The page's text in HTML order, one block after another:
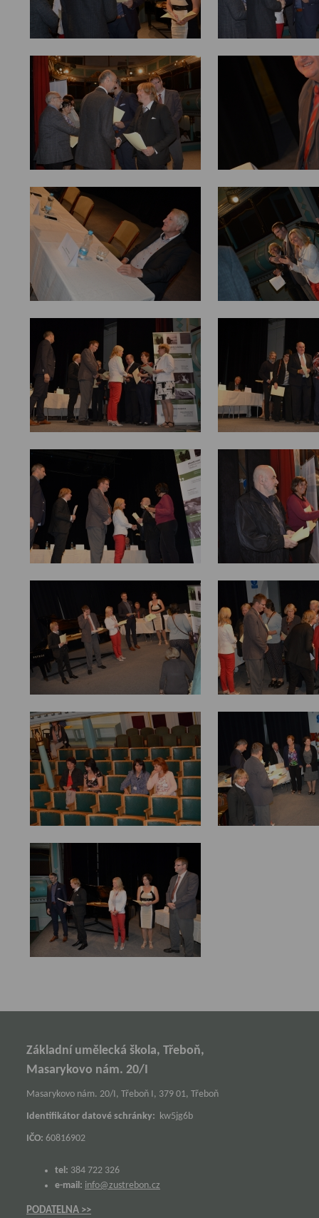
Základní umělecká škola, Třeboň,
Masarykovo nám. 20/I
Masarykovo nám. 20/I, Třeboň I, 379 01, Třeboň
Identifikátor datové schránky: kw5jg6b
IČO: 60816902
tel: 384 722 326
e-mail: info@zustrebon.cz
PODATELNA >>